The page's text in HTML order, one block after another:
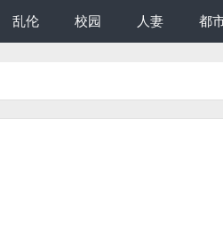
乱伦 校园 人妻 都